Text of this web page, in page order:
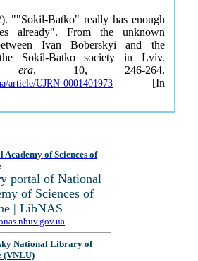
""Sokil-Batko" really has enough
already". From the unknown
Ivan Boberskyi and the
Sokil-Batko society in Lviv.
era, 10, 246-264.
article/UJRN-0001401973 [In
Academy of Sciences of
portal of National
of Sciences of
| LibNAS
National Library of
(VNLU)